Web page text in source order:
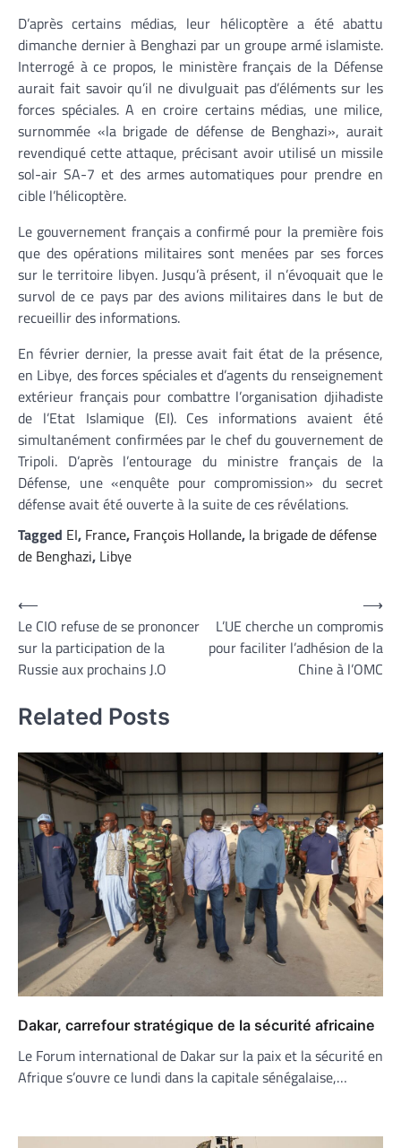
D’après certains médias, leur hélicoptère a été abattu
dimanche dernier à Benghazi par un groupe armé islamiste.
Interrogé à ce propos, le ministère français de la Défense
aurait fait savoir qu’il ne divulguait pas d’éléments sur les
forces spéciales. A en croire certains médias, une milice,
surnommée «la brigade de défense de Benghazi», aurait
revendiqué cette attaque, précisant avoir utilisé un missile
sol-air SA-7 et des armes automatiques pour prendre en
cible l’hélicoptère.
Le gouvernement français a confirmé pour la première fois
que des opérations militaires sont menées par ses forces
sur le territoire libyen. Jusqu’à présent, il n’évoquait que le
survol de ce pays par des avions militaires dans le but de
recueillir des informations.
En février dernier, la presse avait fait état de la présence,
en Libye, des forces spéciales et d’agents du renseignement
extérieur français pour combattre l’organisation djihadiste
de l’Etat Islamique (EI). Ces informations avaient été
simultanément confirmées par le chef du gouvernement de
Tripoli. D’après l’entourage du ministre français de la
Défense, une «enquête pour compromission» du secret
défense avait été ouverte à la suite de ces révélations.
Tagged EI, France, François Hollande, la brigade de défense
de Benghazi, Libye
Navigation
de
l’article
⟵
Le CIO refuse de se prononcer
sur la participation de la
Russie aux prochains J.O
L’UE cherche un compromis
pour faciliter l’adhésion de la
Chine à l’OMC
⟶
Related Posts
Dakar, carrefour stratégique de la sécurité africaine
Le Forum international de Dakar sur la paix et la sécurité en
Afrique s’ouvre ce lundi dans la capitale sénégalaise,…